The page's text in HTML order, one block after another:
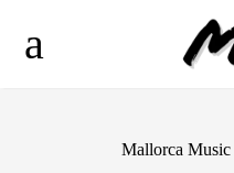
Mallorca Music